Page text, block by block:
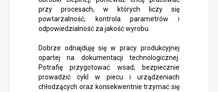
przy procesach, w których liczy się
powtarzalność, kontrola parametrów i
odpowiedzialność za jakość wyrobu.
Dobrze odnajduję się w pracy produkcyjnej
opartej na dokumentacji technologicznej.
Potrafię przygotować wsad, bezpiecznie
prowadzić cykl w piecu i urządzeniach
chłodzących oraz konsekwentnie trzymać się